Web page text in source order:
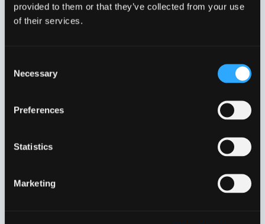
provided to them or that they’ve collected from your use
of their services.
Selection
Necessary
Preferences
Statistics
Marketing